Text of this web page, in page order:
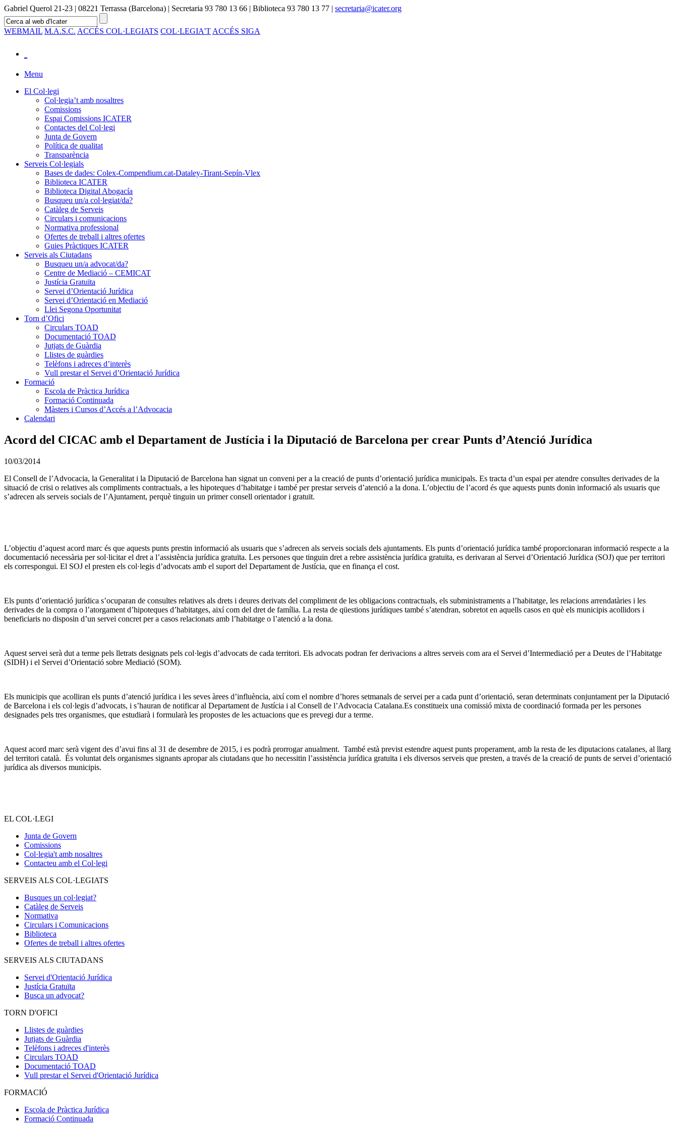
Gabriel Querol 21-23 | 08221 Terrassa (Barcelona) | Secretaria 93 780 13 66 | Biblioteca 93 780 13 77 | secretaria@icater.org
WEBMAIL M.A.S.C. ACCÉS COL·LEGIATS COL·LEGIA'T ACCÉS SIGA
Menu
El Col·legi
Col·legia’t amb nosaltres
Comissions
Espai Comissions ICATER
Contactes del Col·legi
Junta de Govern
Política de qualitat
Transparència
Serveis Col·legials
Bases de dades: Colex-Compendium.cat-Dataley-Tirant-Sepín-Vlex
Biblioteca ICATER
Biblioteca Digital Abogacía
Busqueu un/a col·legiat/da?
Catàleg de Serveis
Circulars i comunicacions
Normativa professional
Ofertes de treball i altres ofertes
Guies Pràctiques ICATER
Serveis als Ciutadans
Busqueu un/a advocat/da?
Centre de Mediació – CEMICAT
Justícia Gratuïta
Servei d’Orientació Jurídica
Servei d’Orientació en Mediació
Llei Segona Oportunitat
Torn d’Ofici
Circulars TOAD
Documentació TOAD
Jutjats de Guàrdia
Llistes de guàrdies
Telèfons i adreces d’interès
Vull prestar el Servei d’Orientació Jurídica
Formació
Escola de Pràctica Jurídica
Formació Continuada
Màsters i Cursos d’Accés a l’Advocacia
Calendari
Acord del CICAC amb el Departament de Justícia i la Diputació de Barcelona per crear Punts d’Atenció Jurídica
10/03/2014
El Consell de l’Advocacia, la Generalitat i la Diputació de Barcelona han signat un conveni per a la creació de punts d’orientació jurídica municipals. Es tracta d’un espai per atendre consultes derivades de la
situació de crisi o relatives als compliments contractuals, a les hipoteques d’habitatge i també per prestar serveis d’atenció a la dona. L’objectiu de l’acord és que aquests punts donin informació als usuaris que
s’adrecen als serveis socials de l’Ajuntament, perquè tinguin un primer consell orientador i gratuït.
L’objectiu d’aquest acord marc és que aquests punts prestin informació als usuaris que s’adrecen als serveis socials dels ajuntaments. Els punts d’orientació jurídica també proporcionaran informació respecte a la
documentació necessària per sol·licitar el dret a l’assistència jurídica gratuïta. Les persones que tinguin dret a rebre assistència jurídica gratuïta, es derivaran al Servei d’Orientació Jurídica (SOJ) que per territori
els correspongui. El SOJ el presten els col·legis d’advocats amb el suport del Departament de Justícia, que en finança el cost.
Els punts d’orientació jurídica s’ocuparan de consultes relatives als drets i deures derivats del compliment de les obligacions contractuals, els subministraments a l’habitatge, les relacions arrendatàries i les
derivades de la compra o l’atorgament d’hipoteques d’habitatges, així com del dret de família. La resta de qüestions jurídiques també s’atendran, sobretot en aquells casos en què els municipis acollidors i
beneficiaris no disposin d’un servei concret per a casos relacionats amb l’habitatge o l’atenció a la dona.
Aquest servei serà dut a terme pels lletrats designats pels col·legis d’advocats de cada territori. Els advocats podran fer derivacions a altres serveis com ara el Servei d’Intermediació per a Deutes de l’Habitatge
(SIDH) i el Servei d’Orientació sobre Mediació (SOM).
Els municipis que acolliran els punts d’atenció jurídica i les seves àrees d’influència, així com el nombre d’hores setmanals de servei per a cada punt d’orientació, seran determinats conjuntament per la Diputació
de Barcelona i els col·legis d’advocats, i s’hauran de notificar al Departament de Justícia i al Consell de l’Advocacia Catalana.Es constitueix una comissió mixta de coordinació formada per les persones
designades pels tres organismes, que estudiarà i formularà les propostes de les actuacions que es prevegi dur a terme.
Aquest acord marc serà vigent des d’avui fins al 31 de desembre de 2015, i es podrà prorrogar anualment. També està previst estendre aquest punts properament, amb la resta de les diputacions catalanes, al llarg
del territori català. És voluntat dels organismes signants apropar als ciutadans que ho necessitin l’assistència jurídica gratuïta i els diversos serveis que presten, a través de la creació de punts de servei d’orientació
jurídica als diversos municipis.
EL COL·LEGI
Junta de Govern
Comissions
Col·legia't amb nosaltres
Contacteu amb el Col·legi
SERVEIS ALS COL·LEGIATS
Busques un col·legiat?
Catàleg de Serveis
Normativa
Circulars i Comunicacions
Biblioteca
Ofertes de treball i altres ofertes
SERVEIS ALS CIUTADANS
Servei d'Orientació Jurídica
Justícia Gratuïta
Busca un advocat?
TORN D'OFICI
Llistes de guàrdies
Jutjats de Guàrdia
Telèfons i adreces d'interès
Circulars TOAD
Documentació TOAD
Vull prestar el Servei d'Orientació Jurídica
FORMACIÓ
Escola de Pràctica Jurídica
Formació Continuada